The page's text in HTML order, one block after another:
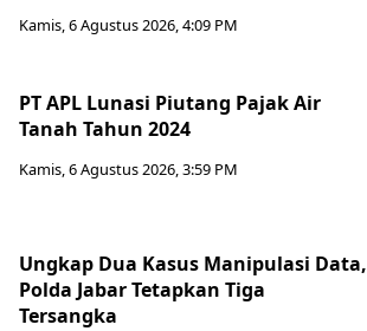
Kamis, 6 Agustus 2026, 4:09 PM
PT APL Lunasi Piutang Pajak Air
Tanah Tahun 2024
Kamis, 6 Agustus 2026, 3:59 PM
Ungkap Dua Kasus Manipulasi Data,
Polda Jabar Tetapkan Tiga
Tersangka